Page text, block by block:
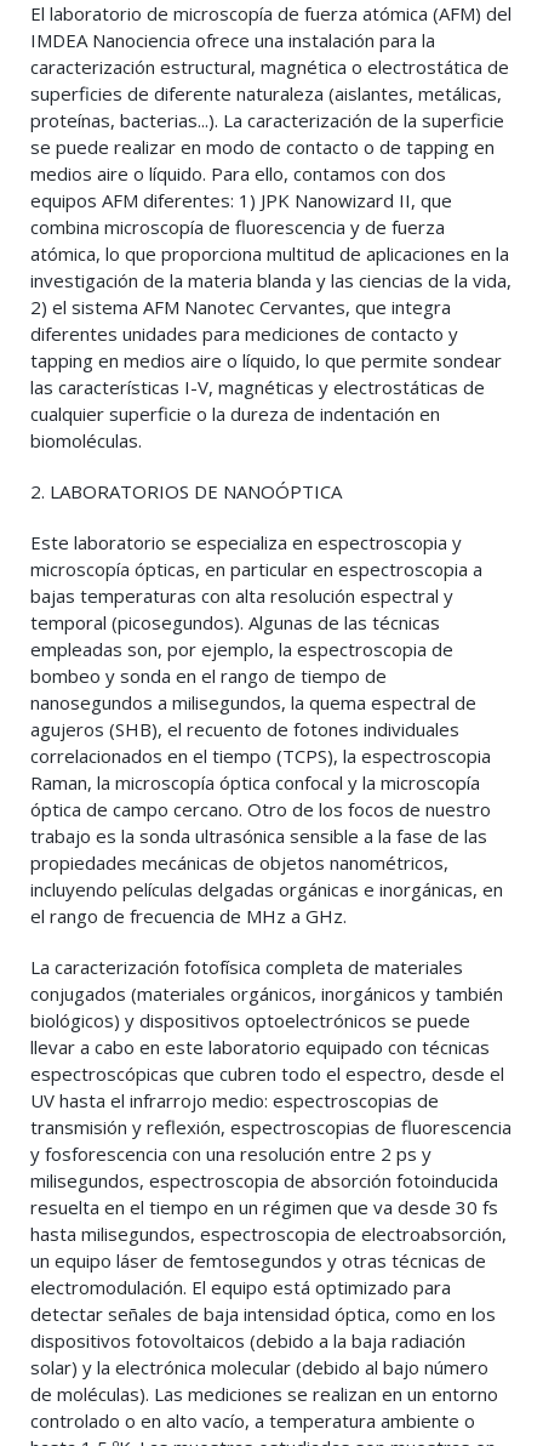
El laboratorio de microscopía de fuerza atómica (AFM) del
IMDEA Nanociencia ofrece una instalación para la
caracterización estructural, magnética o electrostática de
superficies de diferente naturaleza (aislantes, metálicas,
proteínas, bacterias...). La caracterización de la superficie
se puede realizar en modo de contacto o de tapping en
medios aire o líquido. Para ello, contamos con dos
equipos AFM diferentes: 1) JPK Nanowizard II, que
combina microscopía de fluorescencia y de fuerza
atómica, lo que proporciona multitud de aplicaciones en la
investigación de la materia blanda y las ciencias de la vida,
2) el sistema AFM Nanotec Cervantes, que integra
diferentes unidades para mediciones de contacto y
tapping en medios aire o líquido, lo que permite sondear
las características I-V, magnéticas y electrostáticas de
cualquier superficie o la dureza de indentación en
biomoléculas.
2. LABORATORIOS DE NANOÓPTICA
Este laboratorio se especializa en espectroscopia y
microscopía ópticas, en particular en espectroscopia a
bajas temperaturas con alta resolución espectral y
temporal (picosegundos). Algunas de las técnicas
empleadas son, por ejemplo, la espectroscopia de
bombeo y sonda en el rango de tiempo de
nanosegundos a milisegundos, la quema espectral de
agujeros (SHB), el recuento de fotones individuales
correlacionados en el tiempo (TCPS), la espectroscopia
Raman, la microscopía óptica confocal y la microscopía
óptica de campo cercano. Otro de los focos de nuestro
trabajo es la sonda ultrasónica sensible a la fase de las
propiedades mecánicas de objetos nanométricos,
incluyendo películas delgadas orgánicas e inorgánicas, en
el rango de frecuencia de MHz a GHz.
La caracterización fotofísica completa de materiales
conjugados (materiales orgánicos, inorgánicos y también
biológicos) y dispositivos optoelectrónicos se puede
llevar a cabo en este laboratorio equipado con técnicas
espectroscópicas que cubren todo el espectro, desde el
UV hasta el infrarrojo medio: espectroscopias de
transmisión y reflexión, espectroscopias de fluorescencia
y fosforescencia con una resolución entre 2 ps y
milisegundos, espectroscopia de absorción fotoinducida
resuelta en el tiempo en un régimen que va desde 30 fs
hasta milisegundos, espectroscopia de electroabsorción,
un equipo láser de femtosegundos y otras técnicas de
electromodulación. El equipo está optimizado para
detectar señales de baja intensidad óptica, como en los
dispositivos fotovoltaicos (debido a la baja radiación
solar) y la electrónica molecular (debido al bajo número
de moléculas). Las mediciones se realizan en un entorno
controlado o en alto vacío, a temperatura ambiente o